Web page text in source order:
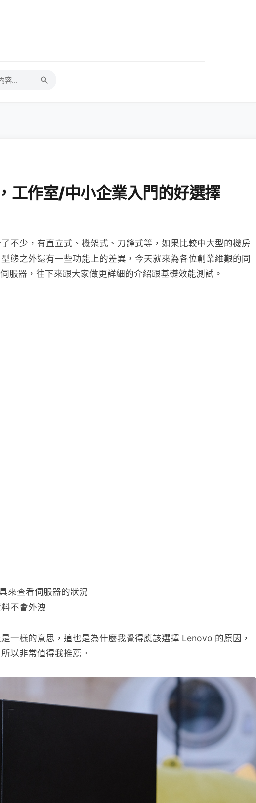
作室/中小企業入門的好選擇
不少，有直立式、機架式、刀鋒式等，如果比較中大型的機房
態之外還有一些功能上的差異，今天就來為各位創業維艱的同
器，往下來跟大家做更詳細的介紹跟基礎效能測試。
來查看伺服器的狀況
不會外洩
一樣的意思，這也是為什麼我覺得應該選擇 Lenovo 的原因，
以非常值得我推薦。